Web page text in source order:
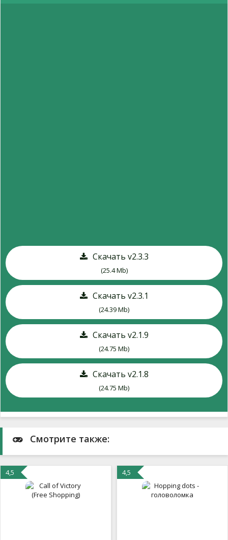
Скачать v2.3.3
(25.4 Mb)
Скачать v2.3.1
(24.39 Mb)
Скачать v2.1.9
(24.75 Mb)
Скачать v2.1.8
(24.75 Mb)
Смотрите также:
4,5 4,5